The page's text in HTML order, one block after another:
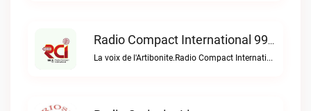
Radio Compact International 99.5 FM Live
La voix de l'Artibonite.Radio Compact International 99.5 FM live